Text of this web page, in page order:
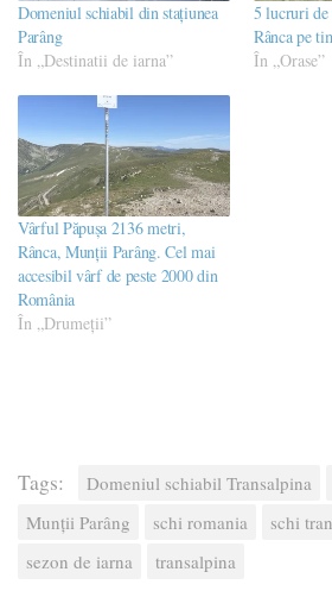
Domeniul schiabil din stațiunea
Parâng
În „Destinatii de iarna”
5 lucruri de
Rânca pe
În „Orase”
Vârful Păpușa 2136 metri,
Rânca, Munții Parâng. Cel mai
accesibil vârf de peste 2000 din
România
În „Drumeţii”
Tags: Domeniul schiabil Transalpina
Munții Parâng
schi romania
schi
sezon de iarna
transalpina